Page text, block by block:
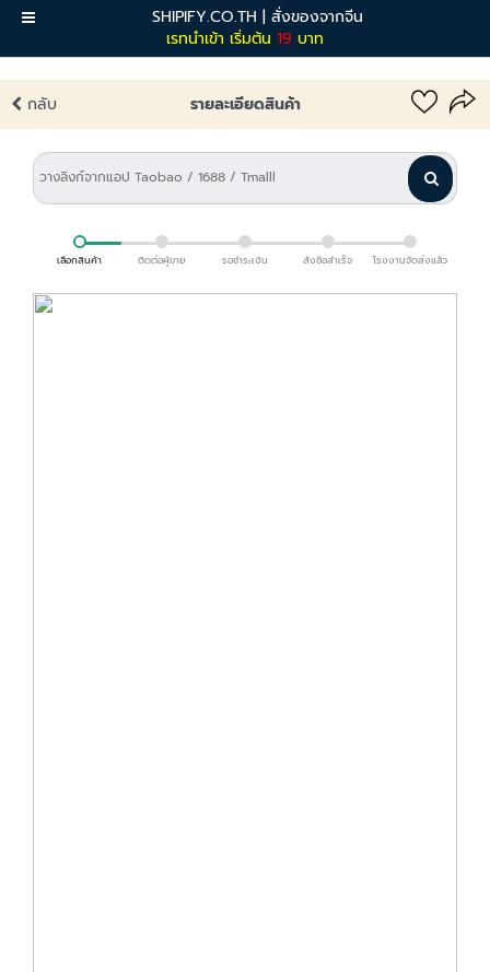
SHIPIFY.CO.TH | สั่งของจากจีน
เรทนำเข้า เริ่มต้น 19 บาท
เมนู
กลับ รายละเอียดสินค้า
เลือกสินค้า ติดต่อผู้ขาย รอชำระเงิน สั่งซื้อสำเร็จ โรงงานจัดส่งแล้ว